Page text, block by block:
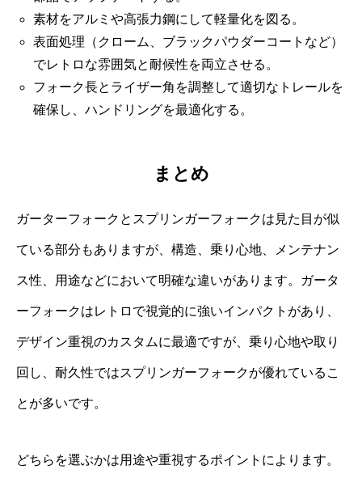
素材をアルミや高張力鋼にして軽量化を図る。
表面処理（クローム、ブラックパウダーコートなど）
でレトロな雰囲気と耐候性を両立させる。
フォーク長とライザー角を調整して適切なトレールを
確保し、ハンドリングを最適化する。
まとめ
ガーターフォークとスプリンガーフォークは見た目が似
ている部分もありますが、構造、乗り心地、メンテナン
ス性、用途などにおいて明確な違いがあります。ガータ
ーフォークはレトロで視覚的に強いインパクトがあり、
デザイン重視のカスタムに最適ですが、乗り心地や取り
回し、耐久性ではスプリンガーフォークが優れているこ
とが多いです。
どちらを選ぶかは用途や重視するポイントによります。